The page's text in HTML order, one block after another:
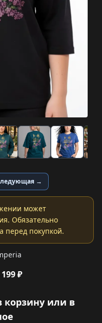
→
может
Обязательно
перед покупкой.
₽
корзину или в